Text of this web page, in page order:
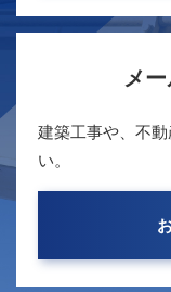
メ
建築工事や、不
い。